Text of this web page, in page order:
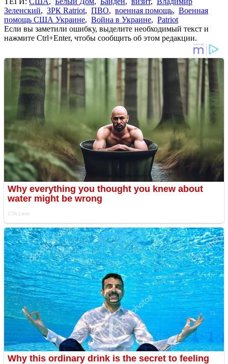
Зеленский, ЗРК Ratriot, ПВО, военная помощь, Военная
помощь США Украине, Война в Украине, Patriot
Если вы заметили ошибку, выделите необходимый текст и
нажмите Ctrl+Enter, чтобы сообщить об этом редакции.